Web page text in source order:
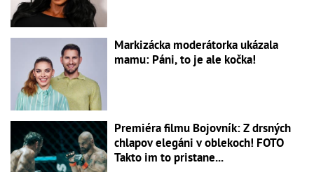
Markizácka moderátorka ukázala
mamu: Páni, to je ale kočka!
Premiéra filmu Bojovník: Z drsných
chlapov elegáni v oblekoch! FOTO
Takto im to pristane...